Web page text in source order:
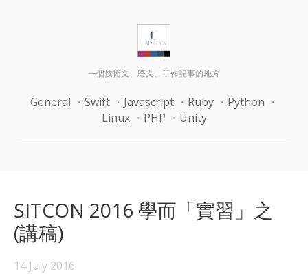
一個技術文、廢文、工作記事的地方
General Swift Javascript Ruby
Python
Linux
PHP Unity
SITCON 2016 學而「實習」之
(講稿)
14 July 2016